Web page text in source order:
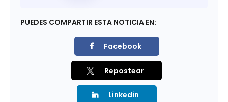
PUEDES COMPARTIR ESTA NOTICIA EN:
Facebook
Repostear
Linkedin